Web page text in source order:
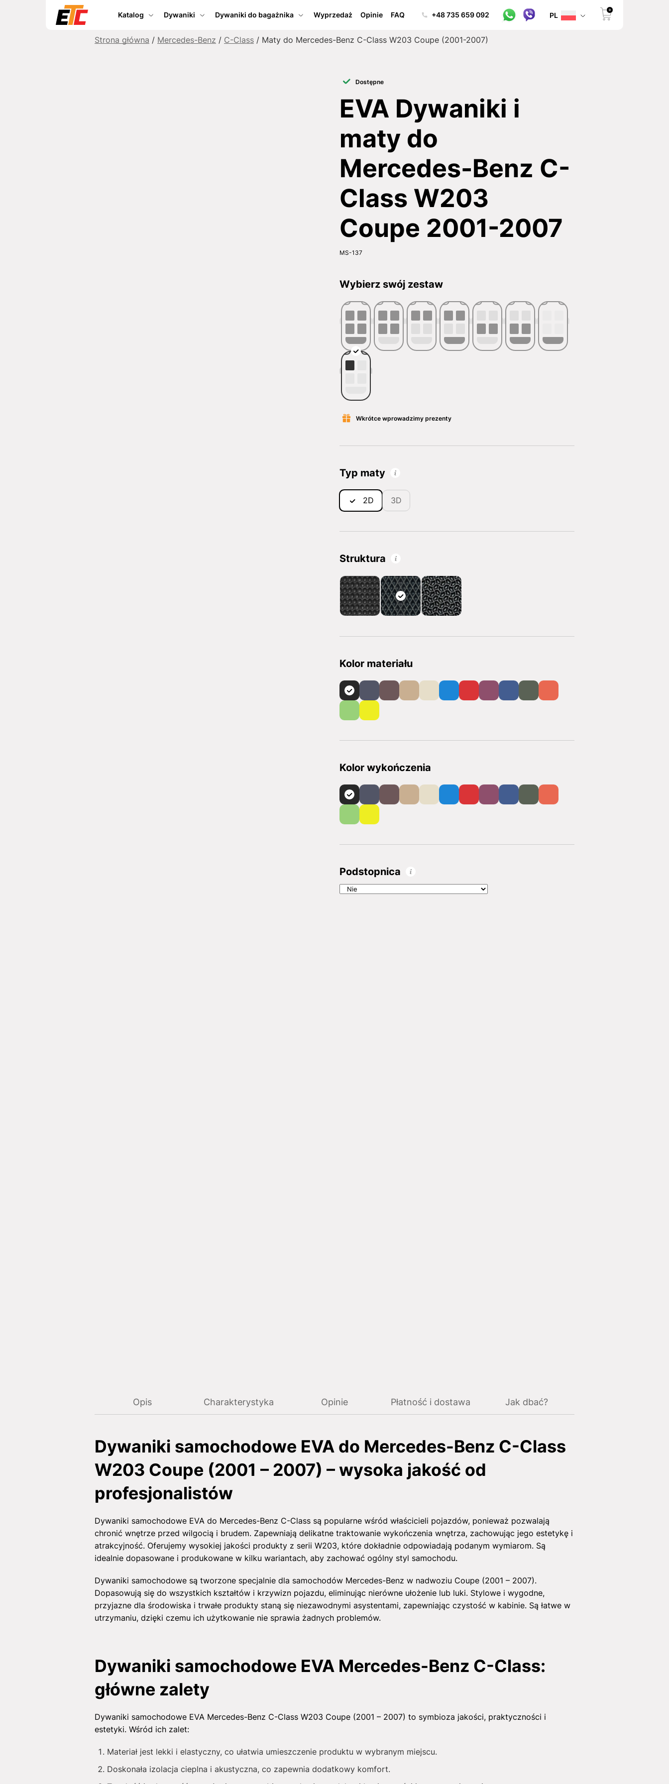
Katalog Dywaniki Dywaniki do bagażnika Wyprzedaż Opinie FAQ +48 735 659 092 PL
0
Strona główna / Mercedes-Benz / C-Class / Maty do Mercedes-Benz C-Class W203 Coupe (2001-2007)
Dostępne
EVA Dywaniki i
maty do
Mercedes-Benz C-
Class W203
Coupe 2001-2007
MS-137
Wybierz swój zestaw
Wkrótce wprowadzimy prezenty
Typ maty
2D 3D
Struktura
Kolor materiału
Kolor wykończenia
Podstopnica
Opis Charakterystyka Opinie Płatność i dostawa Jak dbać?
Dywaniki samochodowe EVA do Mercedes-Benz C-Class
W203 Coupe (2001 – 2007) – wysoka jakość od
profesjonalistów
Dywaniki samochodowe EVA do Mercedes-Benz C-Class są popularne wśród właścicieli pojazdów, ponieważ pozwalają
chronić wnętrze przed wilgocią i brudem. Zapewniają delikatne traktowanie wykończenia wnętrza, zachowując jego estetykę i
atrakcyjność. Oferujemy wysokiej jakości produkty z serii W203, które dokładnie odpowiadają podanym wymiarom. Są
idealnie dopasowane i produkowane w kilku wariantach, aby zachować ogólny styl samochodu.
Dywaniki samochodowe są tworzone specjalnie dla samochodów Mercedes-Benz w nadwoziu Coupe (2001 – 2007).
Dopasowują się do wszystkich kształtów i krzywizn pojazdu, eliminując nierówne ułożenie lub luki. Stylowe i wygodne,
przyjazne dla środowiska i trwałe produkty staną się niezawodnymi asystentami, zapewniając czystość w kabinie. Są łatwe w
utrzymaniu, dzięki czemu ich użytkowanie nie sprawia żadnych problemów.
Dywaniki samochodowe EVA Mercedes-Benz C-Class:
główne zalety
Dywaniki samochodowe EVA Mercedes-Benz C-Class W203 Coupe (2001 – 2007) to symbioza jakości, praktyczności i
estetyki. Wśród ich zalet:
Materiał jest lekki i elastyczny, co ułatwia umieszczenie produktu w wybranym miejscu.
Doskonała izolacja cieplna i akustyczna, co zapewnia dodatkowy komfort.